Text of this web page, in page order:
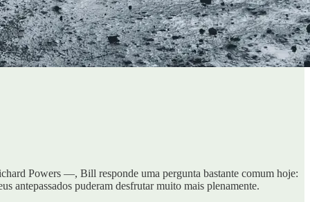
Powers —, Bill responde uma pergunta bastante comum hoje:
antepassados puderam desfrutar muito mais plenamente.